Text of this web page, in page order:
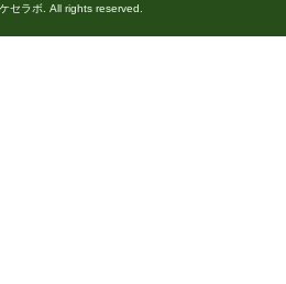
セラボ. All rights reserved.